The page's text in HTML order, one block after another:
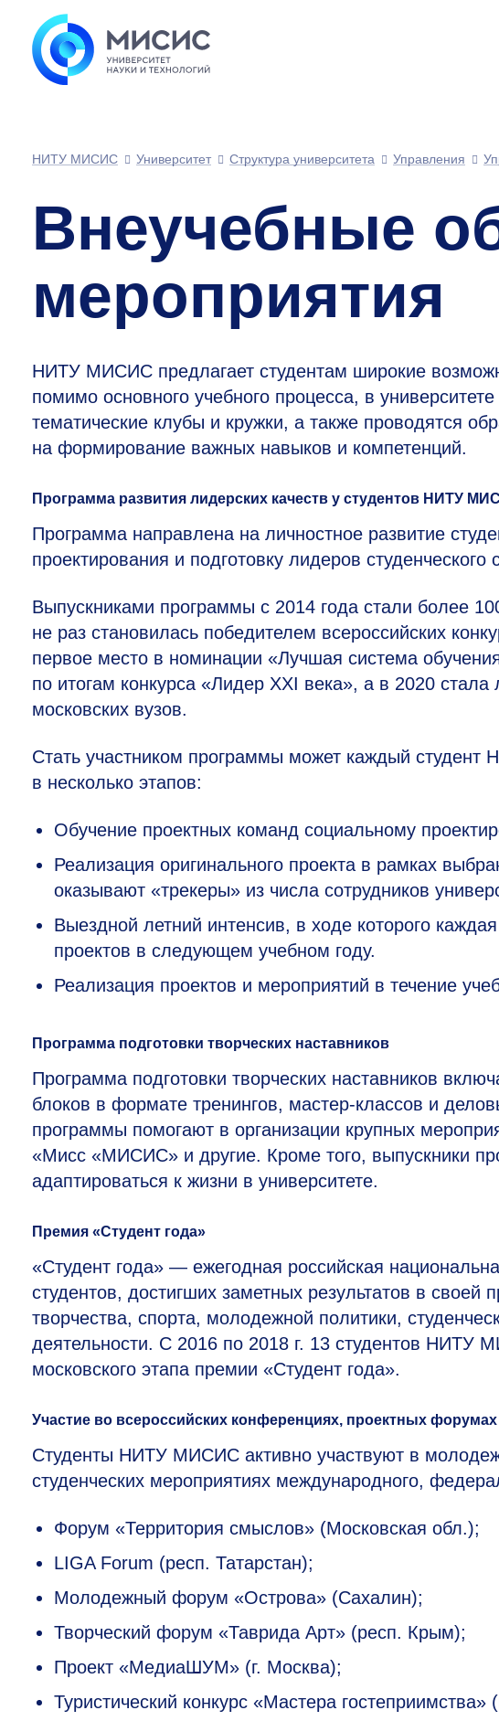
НИТУ МИСИС Университет Структура университета Управления
Внеучебные
мероприятия
НИТУ МИСИС предлагает студентам широкие
помимо основного учебного процесса, в
тематические клубы и кружки, а также проводятся
на формирование важных навыков и компетенций.
Программа развития лидерских качеств у студентов НИТУ
Программа направлена на личностное развитие
проектирования и подготовку лидеров студенческого
Выпускниками программы с 2014 года стали более
не раз становилась победителем всероссийских
первое место в номинации «Лучшая система
по итогам конкурса «Лидер XXI века», а в 2020
московских вузов.
Стать участником программы может каждый
в несколько этапов:
Обучение проектных команд социальному
Реализация оригинального проекта в рамках
оказывают «трекеры» из числа сотрудников
Выездной летний интенсив, в ходе которого
проектов в следующем учебном году.
Реализация проектов и мероприятий в течение
Программа подготовки творческих наставников
Программа подготовки творческих наставников
блоков в формате тренингов, мастер-классов и
программы помогают в организации крупных
«Мисс «МИСИС» и другие. Кроме того, выпускники
адаптироваться к жизни в университете.
Премия «Студент года»
«Студент года» — ежегодная российская
студентов, достигших заметных результатов в
творчества, спорта, молодежной политики,
деятельности. С 2016 по 2018 г. 13 студентов НИТУ
московского этапа премии «Студент года».
Участие во всероссийских конференциях, проектных форумах
Студенты НИТУ МИСИС активно участвуют в
студенческих мероприятиях международного,
Форум «Территория смыслов» (Московская обл.);
LIGA Forum (респ. Татарстан);
Молодежный форум «Острова» (Сахалин);
Творческий форум «Таврида Арт» (респ. Крым);
Проект «МедиаШУМ» (г. Москва);
Туристический конкурс «Мастера гостеприимства»